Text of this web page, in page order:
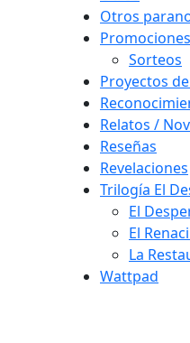
Otros
Promociones
Sorteos
Proyectos
Relatos /
Reseñas
Revelaciones
Trilogía El
El
El
La
Wattpad